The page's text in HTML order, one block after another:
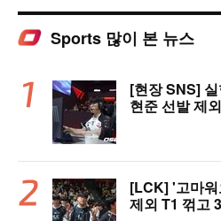
Sports 많이 본 뉴스
[현장 SNS] 실
현준 선발 제
[LCK] '고마워
제외 T1 꺾고